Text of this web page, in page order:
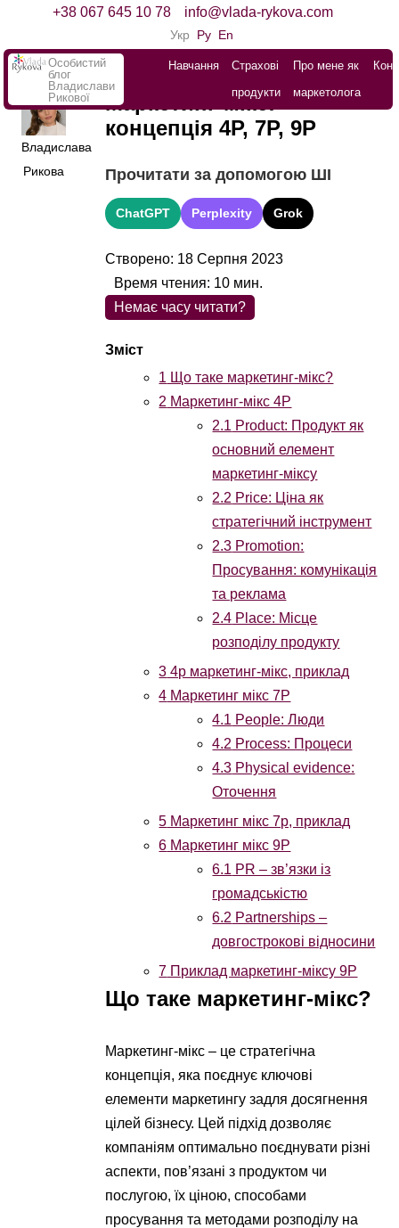
+38 067 645 10 78 info@vlada-rykova.com
Укр Ру En
Особистий
блог
Владислави
Рикової
Навчання
Страхові
продукти
Про мене як
маркетолога
Владислава
Рикова
Маркетинг-мікс:
концепція 4P, 7P, 9P
Прочитати за допомогою ШІ
ChatGPT Perplexity Grok
Створено: 18 Серпня 2023
Немає часу читати?
1 Що таке маркетинг-мікс?
2 Маркетинг-мікс 4P
2.1 Product: Продукт як
основний елемент
маркетинг-міксу
2.2 Price: Ціна як
стратегічний інструмент
2.3 Promotion:
Просування: комунікація
та реклама
2.4 Place: Місце
розподілу продукту
3 4p маркетинг-мікс, приклад
4 Маркетинг мікс 7P
4.1 People: Люди
4.2 Process: Процеси
4.3 Physical evidence:
Оточення
5 Маркетинг мікс 7p, приклад
6 Маркетинг мікс 9P
6.1 PR – зв’язки із
громадськістю
6.2 Partnerships –
довгострокові відносини
7 Приклад маркетинг-міксу 9P
Время чтения: 10 мин.
Що таке маркетинг-мікс?
Маркетинг-мікс – це стратегічна
концепція, яка поєднує ключові
елементи маркетингу задля досягнення
цілей бізнесу. Цей підхід дозволяє
компаніям оптимально поєднувати різні
аспекти, пов’язані з продуктом чи
послугою, їх ціною, способами
просування та методами розподілу на